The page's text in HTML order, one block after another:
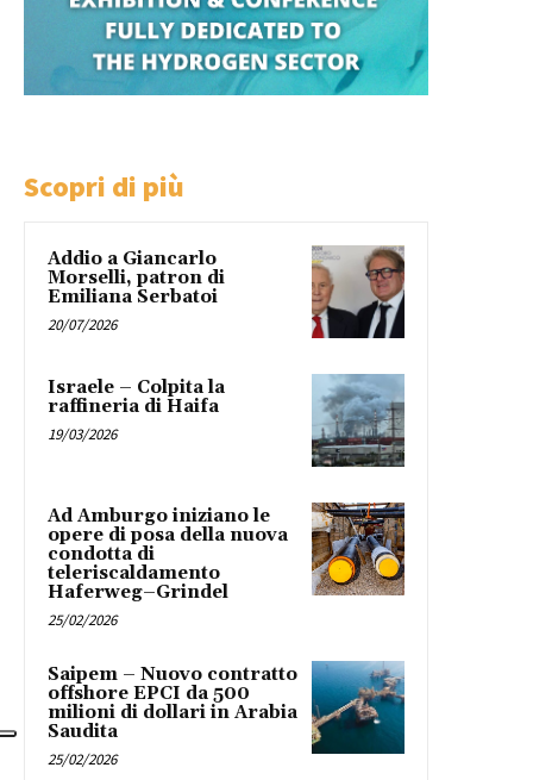
Scopri di più
Addio a Giancarlo
Morselli, patron di
Emiliana Serbatoi
20/07/2026
Israele – Colpita la
raffineria di Haifa
19/03/2026
Ad Amburgo iniziano le
opere di posa della nuova
condotta di
teleriscaldamento
Haferweg–Grindel
25/02/2026
Saipem – Nuovo contratto
offshore EPCI da 500
milioni di dollari in Arabia
Saudita
25/02/2026